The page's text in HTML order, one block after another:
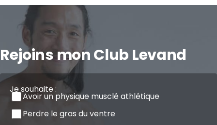
Rejoins mon Club Levand
Je souhaite :
Avoir un physique musclé athlétique
Perdre le gras du ventre